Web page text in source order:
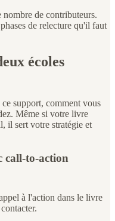
de contributeurs.
de relecture qu'il faut
écoles
support, comment vous
Même si votre livre
il sert votre stratégie et
call-to-action
à l'action dans le livre